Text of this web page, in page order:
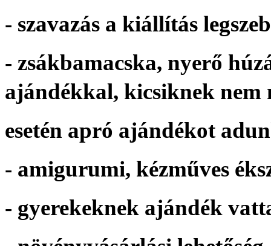
- szavazás a kiállítás
- zsákbamacska, nyerő
ajándékkal, kicsiknek nem
esetén apró ajándékot
- amigurumi, kézműves
- gyerekeknek ajándék